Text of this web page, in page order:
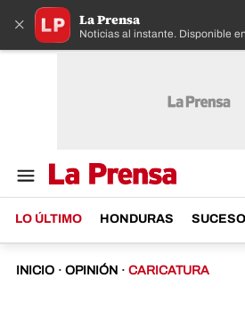
× La Prensa
Noticias al instante. Disponible
LO ÚLTIMO HONDURAS
INICIO · OPINIÓN · CARICATURA